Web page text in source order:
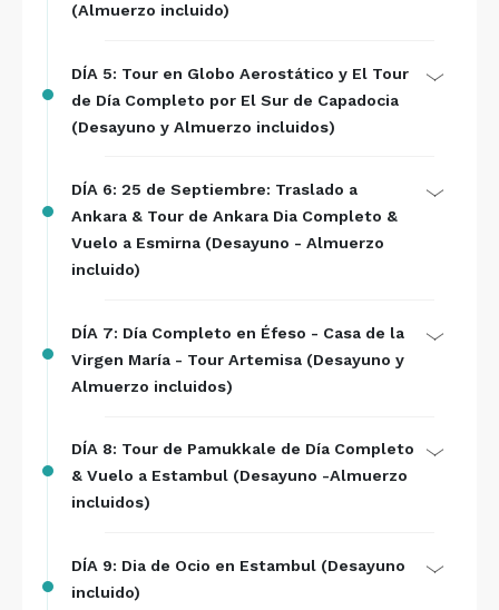
(Almuerzo incluido)
DÍA 5: Tour en Globo Aerostático y El Tour
de Día Completo por El Sur de Capadocia
(Desayuno y Almuerzo incluidos)
DÍA 6: 25 de Septiembre: Traslado a
Ankara & Tour de Ankara Dia Completo &
Vuelo a Esmirna (Desayuno - Almuerzo
incluido)
DÍA 7: Día Completo en Éfeso - Casa de la
Virgen María - Tour Artemisa (Desayuno y
Almuerzo incluidos)
DÍA 8: Tour de Pamukkale de Día Completo
& Vuelo a Estambul (Desayuno -Almuerzo
incluidos)
DÍA 9: Dia de Ocio en Estambul (Desayuno
incluido)